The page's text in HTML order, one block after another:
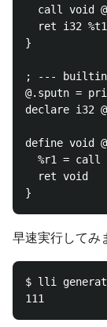
call void
  ret i32 %t1
}
; --- builtin
@.sputn =
declare i32
define void
%r1 = call
  ret void
早速実行してみ
$ lli